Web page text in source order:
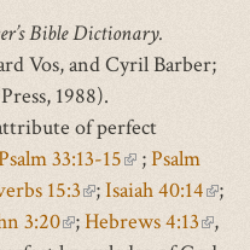
Bible Dictionary.
Vos, and Cyril Barber;
1988).
of perfect
33:13-15(link
is
external)
;Psalm
15:3(link
is
;Isaiah 40:14(link
is
;
3:20(link
;Hebrews 4:13(link
,